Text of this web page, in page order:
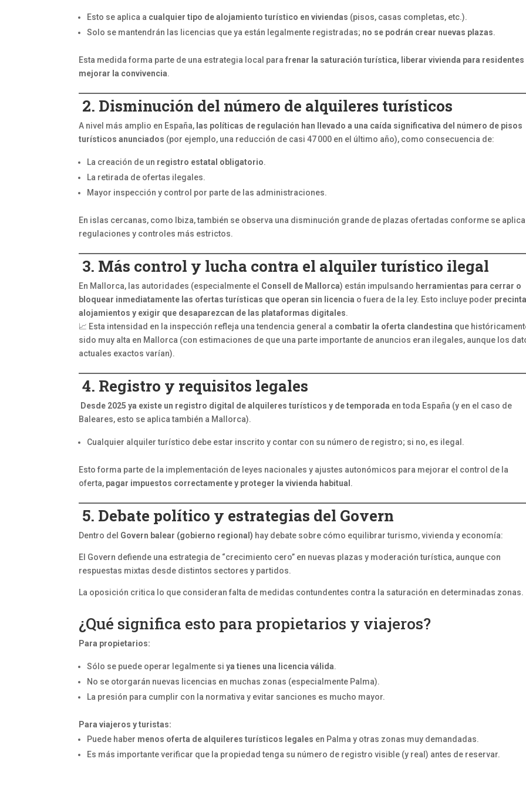
Esto se aplica a cualquier tipo de alojamiento turístico en viviendas (pisos, casas completas, etc.).
Solo se mantendrán las licencias que ya están legalmente registradas; no se podrán crear nuevas plazas.
Esta medida forma parte de una estrategia local parafrenar la saturación turística, liberar vivienda para residentes
mejorar la convivencia.
2. Disminución del número de alquileres turísticos
A nivel más amplio en España, las políticas de regulación han llevado a una caída significativa del número de pisos
turísticos anunciados (por ejemplo, una reducción de casi 47 000 en el último año), como consecuencia de:
La creación de un registro estatal obligatorio.
La retirada de ofertas ilegales.
Mayor inspección y control por parte de las administraciones.
En islas cercanas, como Ibiza, también se observa una disminución grande de plazas ofertadas conforme se
regulaciones y controles más estrictos.
3. Más control y lucha contra el alquiler turístico ilegal
En Mallorca, las autoridades (especialmente el Consell de Mallorca) están impulsando herramientas para cerrar o
bloquear inmediatamente las ofertas turísticas que operan sin licencia o fuera de la ley. Esto incluye poder
alojamientos y exigir que desaparezcan de las plataformas digitales.
📈 Esta intensidad en la inspección refleja una tendencia general a combatir la oferta clandestina que
sido muy alta en Mallorca (con estimaciones de que una parte importante de anuncios eran ilegales, aunque los
actuales exactos varían).
4. Registro y requisitos legales
Desde 2025 ya existe un registro digital de alquileres turísticos y de temporada en toda España (y en el caso de
Baleares, esto se aplica también a Mallorca).
Cualquier alquiler turístico debe estar inscrito y contar con su número de registro; si no, es ilegal.
Esto forma parte de la implementación de leyes nacionales y ajustes autonómicos para mejorar el control de la
oferta, pagar impuestos correctamente y proteger la vivienda habitual .
5. Debate político y estrategias del Govern
Dentro del Govern balear (gobierno regional) hay debate sobre cómo equilibrar turismo, vivienda y economía:
El Govern defiende una estrategia de “crecimiento cero” en nuevas plazas y moderación turística, aunque con
respuestas mixtas desde distintos sectores y partidos.
La oposición critica lo que consideran falta de medidas contundentes contra la saturación en determinadas zonas.
¿Qué significa esto para propietarios y viajeros?
Para propietarios:
Sólo se puede operar legalmente siya tienes una licencia válida.
No se otorgarán nuevas licencias en muchas zonas (especialmente Palma).
La presión para cumplir con la normativa y evitar sanciones es mucho mayor.
Para viajeros y turistas:
Puede haber menos oferta de alquileres turísticos legales en Palma y otras zonas muy demandadas.
Es más importante verificar que la propiedad tenga su número de registro visible (y real) antes de reservar.